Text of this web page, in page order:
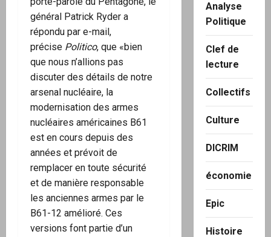
général Patrick Ryder a
répondu par e-mail,
précise Politico, que «bien
que nous n’allions pas
discuter des détails de notre
arsenal nucléaire, la
modernisation des armes
nucléaires américaines B61
est en cours depuis des
années et prévoit de
remplacer en toute sécurité
et de manière responsable
les anciennes armes par le
B61-12 amélioré. Ces
versions font partie d’un
Analyse
Politique
Clef de
lecture
Collectifs
Culture
DICRIM
économie
Epic
Histoire